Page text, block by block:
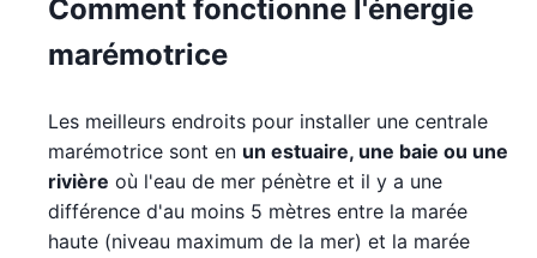
Comment fonctionne l'énergie
marémotrice
Les meilleurs endroits pour installer une centrale
marémotrice sont en un estuaire, une baie ou une
rivière où l'eau de mer pénètre et il y a une
différence d'au moins 5 mètres entre la marée
haute (niveau maximum de la mer) et la marée